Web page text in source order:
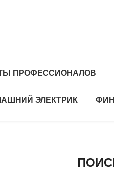
ПРОФЕССИОНАЛОВ
ЭЛЕКТРИК